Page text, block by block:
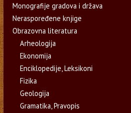
Monografije gradova i država
Neraspoređene knjige
Obrazovna literatura
Arheologija
Ekonomija
Enciklopedije, Leksikoni
Fizika
Geologija
Gramatika, Pravopis